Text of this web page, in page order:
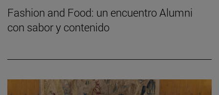
Fashion and Food: un encuentro Alumni
con sabor y contenido